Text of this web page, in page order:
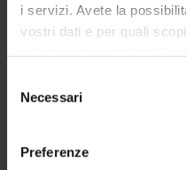
i servizi. Avete la
vostri dati e per quali
privacy sono applicabili
modificare o revocare il
momento dalla
delNecessari
Preferenze
Barbara Molesini